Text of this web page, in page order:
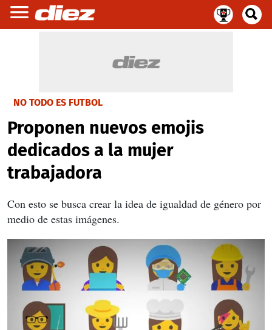
NO TODO ES FUTBOL
Proponen nuevos emojis
dedicados a la mujer
trabajadora
Con esto se busca crear la idea de igualdad de género por
medio de estas imágenes.